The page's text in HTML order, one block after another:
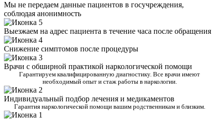
Мы не передаем данные пациентов в госучреждения,
соблюдая анонимность
Выезжаем на адрес пациента в течение часа после обращения
Снижение симптомов после процедуры
Врачи с обширной практикой наркологической помощи
Гарантируем квалифицированную диагностику. Все врачи имеют
необходимый опыт и стаж работы в наркологии.
Индивидуальный подбор лечения и медикаментов
Гарантия наркологической помощи вашим родственникам и близким.